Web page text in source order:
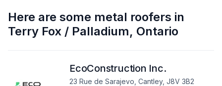
Here are some metal roofers in
Terry Fox / Palladium, Ontario
EcoConstruction Inc.
23 Rue de Sarajevo, Cantley, J8V 3B2